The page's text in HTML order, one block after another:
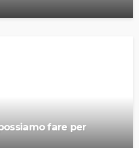
fare per